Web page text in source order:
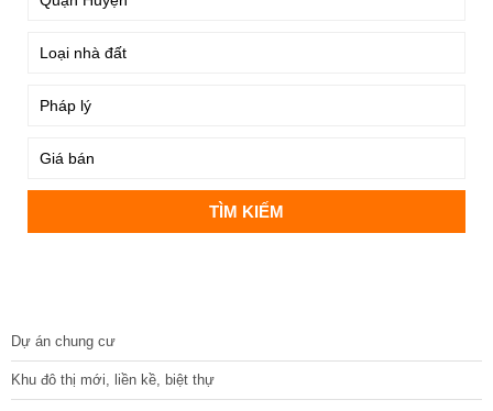
Dự án chung cư
Khu đô thị mới, liền kề, biệt thự